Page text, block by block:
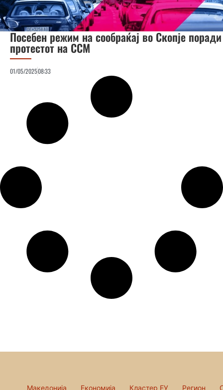
Посебен режим на сообраќај во Скопје поради
протестот на ССМ
01/05/202508:33
Македонија Економија Кластер ЕУ Регион